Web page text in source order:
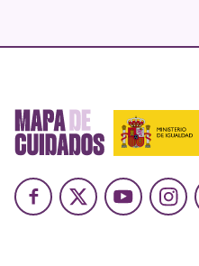
Facebook
X Youtube